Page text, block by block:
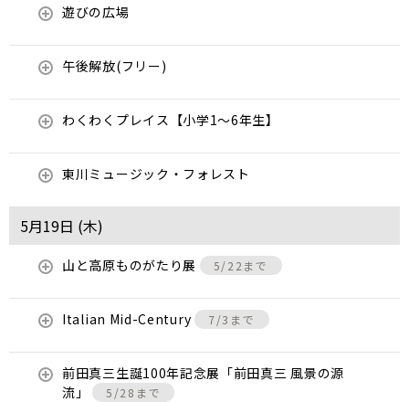
遊びの広場
午後解放(フリー)
わくわくプレイス【小学1～6年生】
東川ミュージック・フォレスト
5月19日 (木)
山と高原ものがたり展 5/22まで
Italian Mid-Century 7/3まで
前田真三生誕100年記念展「前田真三 風景の源
流」
5/28まで